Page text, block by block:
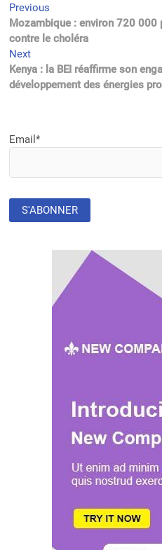
Navigation
de
l’article
Previous
post:
Mozambique : environ 720 000
contre le choléra
NextNext
post:
Kenya : la BEI réaffirme son
développement des énergies
Email*